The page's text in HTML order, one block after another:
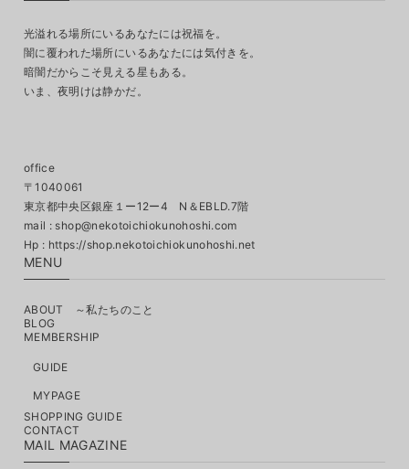
光溢れる場所にいるあなたには祝福を。
闇に覆われた場所にいるあなたには気付きを。
暗闇だからこそ見える星もある。
いま、夜明けは静かだ。
office
〒1040061
東京都中央区銀座１ー12ー4 N＆EBLD.7階
mail : shop@nekotoichiokunohoshi.com
MENU
ABOUT ～私たちのこと
BLOG
MEMBERSHIP
GUIDE
MYPAGE
SHOPPING GUIDE
CONTACT
MAIL MAGAZINE